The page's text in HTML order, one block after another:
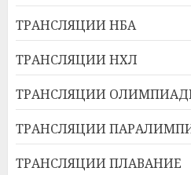
ТРАНСЛЯЦИИ НБА
ТРАНСЛЯЦИИ НХЛ
ТРАНСЛЯЦИИ
ТРАНСЛЯЦИИ
ТРАНСЛЯЦИИ ПЛАВАНИЕ